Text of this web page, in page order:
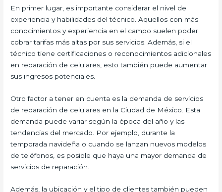
En primer lugar, es importante considerar el nivel de
experiencia y habilidades del técnico. Aquellos con más
conocimientos y experiencia en el campo suelen poder
cobrar tarifas más altas por sus servicios. Además, si el
técnico tiene certificaciones o reconocimientos adicionales
en reparación de celulares, esto también puede aumentar
sus ingresos potenciales.
Otro factor a tener en cuenta es la demanda de servicios
de reparación de celulares en la Ciudad de México. Esta
demanda puede variar según la época del año y las
tendencias del mercado. Por ejemplo, durante la
temporada navideña o cuando se lanzan nuevos modelos
de teléfonos, es posible que haya una mayor demanda de
servicios de reparación.
Además, la ubicación y el tipo de clientes también pueden